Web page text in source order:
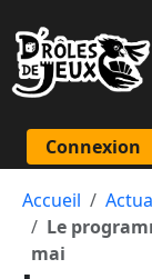
Connexion
Accueil
Le
mai